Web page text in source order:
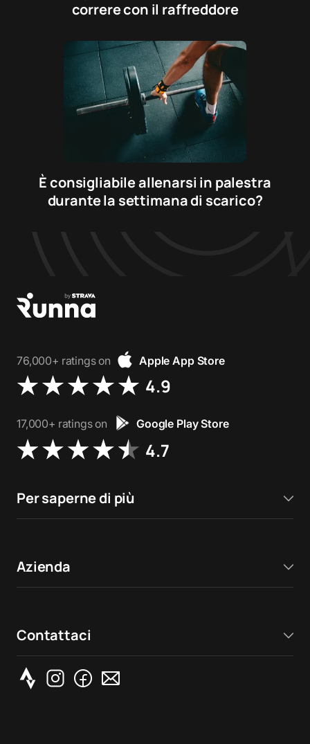
correre con il raffreddore
È consigliabile allenarsi in palestra
durante la settimana di scarico?
76,000+ ratings on Apple App Store
4.9
17,000+ ratings on Google Play Store
4.7
Per saperne di più
Azienda
Contattaci